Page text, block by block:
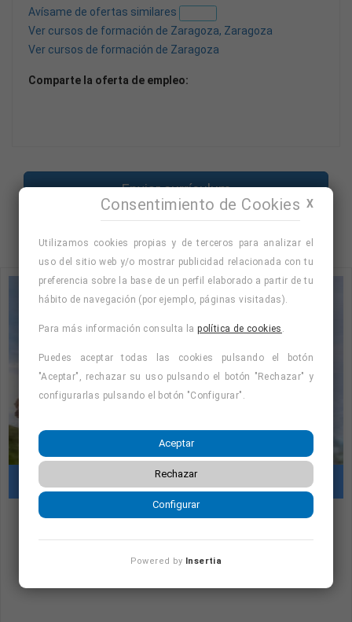
Avísame de ofertas similares
Ver cursos de formación de Zaragoza, Zaragoza
Ver cursos de formación de Zaragoza
Comparte la oferta de empleo:
Enviar currículum
Cursos con prácticas en empresas
"Cursos con prácticas en empresas:
consulta la oferta formativa disponible.
X
Consentimiento de Cookies
Utilizamos cookies propias y de terceros para analizar el
uso del sitio web y/o mostrar publicidad relacionada con tu
preferencia sobre la base de un perfil elaborado a partir de tu
hábito de navegación (por ejemplo, páginas visitadas).
Para más información consulta lapolítica de cookies .
Puedes aceptar todas las cookies pulsando el botón
"Aceptar", rechazar su uso pulsando el botón "Rechazar" y
configurarlas pulsando el botón "Configurar".
Aceptar
Rechazar
Configurar
Powered by Insertia